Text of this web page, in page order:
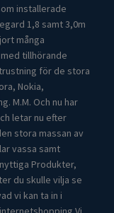
installerade
1,8 samt 3,0m
många
tillhörande
för de stora
Nokia,
M.M. Och nu har
letar nu efter
stora massan av
vassa samt
Produkter,
du skulle vilja se
vi kan ta in i